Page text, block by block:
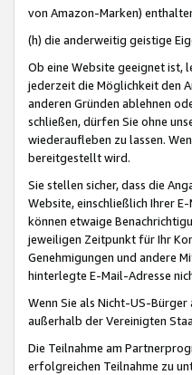
von Amazon-Marken)
(h) die anderweitig geistige
Ob eine Website geeignet ist,
jederzeit die Möglichkeit den
anderen Gründen ablehnen
schließen, dürfen Sie ohne
wiederaufleben zu lassen.
bereitgestellt wird.
Sie stellen sicher, dass die
Website, einschließlich Ihrer
können etwaige
jeweiligen Zeitpunkt für Ihr
Genehmigungen und andere
hinterlegte E-Mail-Adresse
Wenn Sie als Nicht-US-
außerhalb der Vereinigten
Die Teilnahme am
erfolgreichen Teilnahme zu